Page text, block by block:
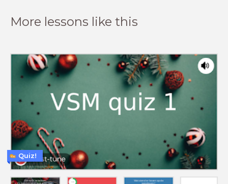
More lessons like this
Quiz!